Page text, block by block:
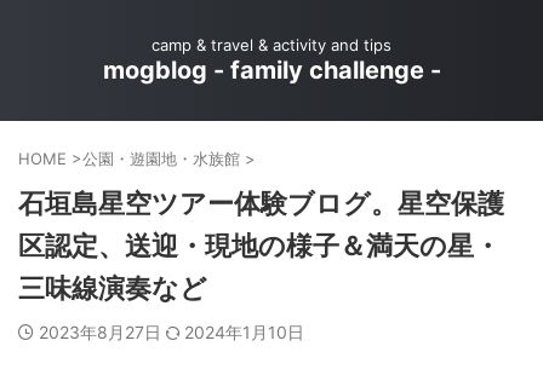
camp & travel & activity and tips
mogblog - family challenge -
HOME >公園・遊園地・水族館 >
石垣島星空ツアー体験ブログ。星空保護
区認定、送迎・現地の様子＆満天の星・
三味線演奏など
2023年8月27日 2024年1月10日